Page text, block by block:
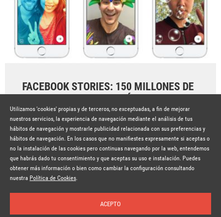
FACEBOOK STORIES: 150 MILLONES DE
SEGUIR LEYENDO Hace 8 años
Suscríbete a la newsletter
© Copyright Lavinia 2026 – www.lavinia.tc
Nota Legal
Contacto
Utilizamos 'cookies' propias y de terceros, no exceptuadas, a fin de mejorar
nuestros servicios, la experiencia de navegación mediante el análisis de tus
hábitos de navegación y mostrarle publicidad relacionada con sus preferencias y
hábitos de navegación. En los casos que no manifiestes expresamente si aceptas o
no la instalación de las cookies pero continuas navegando por la web, entendemos
que habrás dado tu consentimiento y que aceptas su uso e instalación. Puedes
obtener más información o bien como cambiar la configuración consultando
nuestra Política de Cookies.
ACEPTO